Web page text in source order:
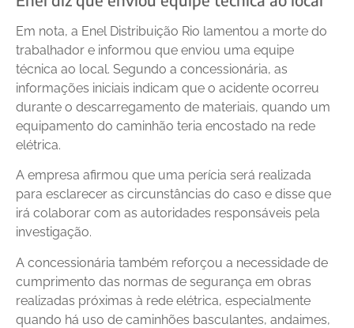
Em nota, a Enel Distribuição Rio lamentou a morte do
trabalhador e informou que enviou uma equipe
técnica ao local. Segundo a concessionária, as
informações iniciais indicam que o acidente ocorreu
durante o descarregamento de materiais, quando um
equipamento do caminhão teria encostado na rede
elétrica.
A empresa afirmou que uma perícia será realizada
para esclarecer as circunstâncias do caso e disse que
irá colaborar com as autoridades responsáveis pela
investigação.
A concessionária também reforçou a necessidade de
cumprimento das normas de segurança em obras
realizadas próximas à rede elétrica, especialmente
quando há uso de caminhões basculantes, andaimes,